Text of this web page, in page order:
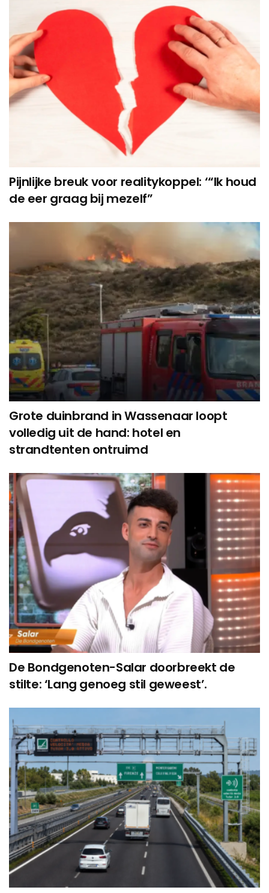
Pijnlijke breuk voor realitykoppel: ‘“Ik houd
de eer graag bij mezelf”
Grote duinbrand in Wassenaar loopt
volledig uit de hand: hotel en
strandtenten ontruimd
De Bondgenoten-Salar doorbreekt de
stilte: ‘Lang genoeg stil geweest’.